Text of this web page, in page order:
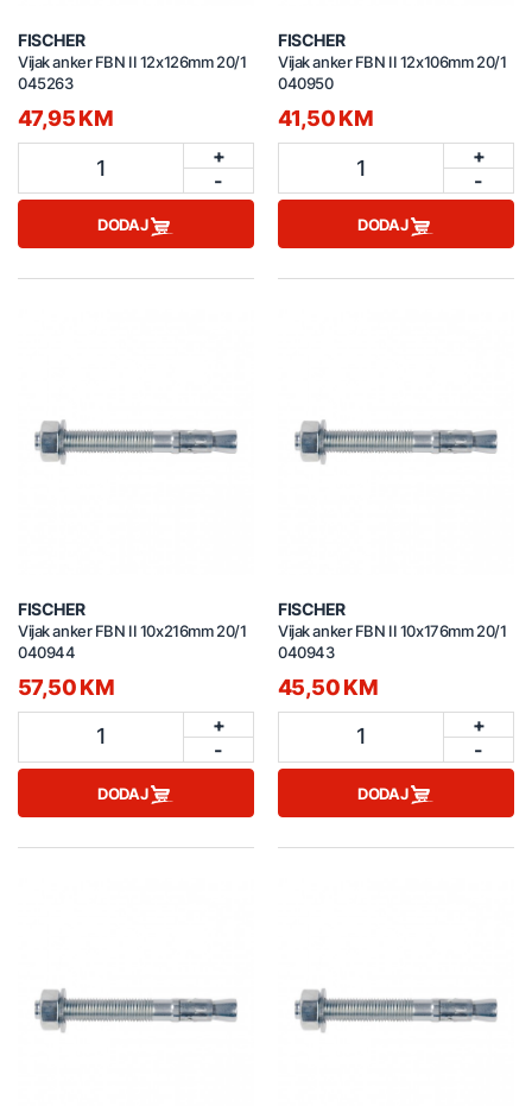
FISCHER
Vijak anker FBN II 12x126mm 20/1
045263
47,95 KM
1
+
-
DODAJ
FISCHER
Vijak anker FBN II 12x106mm 20/1
040950
41,50 KM
1
+
-
DODAJ
FISCHER
Vijak anker FBN II 10x216mm 20/1
040944
57,50 KM
1
+
-
DODAJ
FISCHER
Vijak anker FBN II 10x176mm 20/1
040943
45,50 KM
1
+
-
DODAJ